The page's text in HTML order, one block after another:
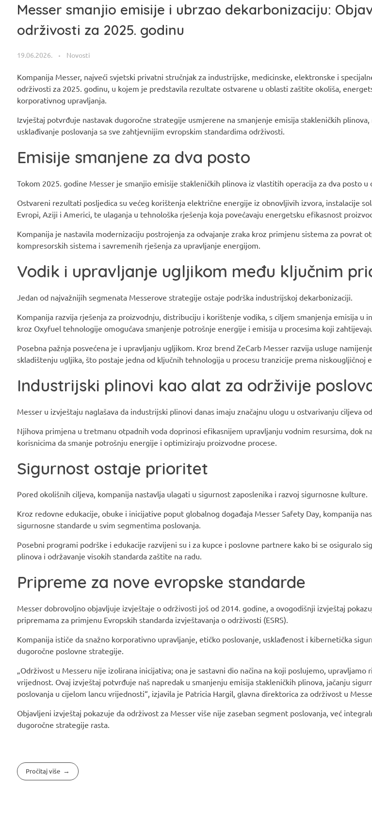
Messer smanjio emisije i ubrzao dekarbonizaciju:
održivosti za 2025. godinu
19.06.2026. Novosti
Kompanija Messer, najveći svjetski privatni stručnjak za industrijske, medicinske, elektronske i
održivosti za 2025. godinu, u kojem je predstavila rezultate ostvarene u oblasti zaštite okoliša,
korporativnog upravljanja.
Izvještaj potvrđuje nastavak dugoročne strategije usmjerene na smanjenje emisija stakleničkih
usklađivanje poslovanja sa sve zahtjevnijim evropskim standardima održivosti.
Emisije smanjene za dva posto
Tokom 2025. godine Messer je smanjio emisije stakleničkih plinova iz vlastitih operacija za dva posto
Ostvareni rezultati posljedica su većeg korištenja električne energije iz obnovljivih izvora, instalacije
Evropi, Aziji i Americi, te ulaganja u tehnološka rješenja koja povećavaju energetsku efikasnost
Kompanija je nastavila modernizaciju postrojenja za odvajanje zraka kroz primjenu sistema za povrat
kompresorskih sistema i savremenih rješenja za upravljanje energijom.
Vodik i upravljanje ugljikom među ključnim
Jedan od najvažnijih segmenata Messerove strategije ostaje podrška industrijskoj dekarbonizaciji.
Kompanija razvija rješenja za proizvodnju, distribuciju i korištenje vodika, s ciljem smanjenja emisija u
kroz Oxyfuel tehnologije omogućava smanjenje potrošnje energije i emisija u procesima koji
Posebna pažnja posvećena je i upravljanju ugljikom. Kroz brend ZeCarb Messer razvija usluge
skladištenju ugljika, što postaje jedna od ključnih tehnologija u procesu tranzicije prema niskougljičnoj
Industrijski plinovi kao alat za održivije
Messer u izvještaju naglašava da industrijski plinovi danas imaju značajnu ulogu u ostvarivanju ciljeva
Njihova primjena u tretmanu otpadnih voda doprinosi efikasnijem upravljanju vodnim resursima, dok
korisnicima da smanje potrošnju energije i optimiziraju proizvodne procese.
Sigurnost ostaje prioritet
Pored okolišnih ciljeva, kompanija nastavlja ulagati u sigurnost zaposlenika i razvoj sigurnosne kulture.
Kroz redovne edukacije, obuke i inicijative poput globalnog događaja Messer Safety Day, kompanija
sigurnosne standarde u svim segmentima poslovanja.
Posebni programi podrške i edukacije razvijeni su i za kupce i poslovne partnere kako bi se osiguralo
plinova i održavanje visokih standarda zaštite na radu.
Pripreme za nove evropske standarde
Messer dobrovoljno objavljuje izvještaje o održivosti još od 2014. godine, a ovogodišnji izvještaj
pripremama za primjenu Evropskih standarda izvještavanja o održivosti (ESRS).
Kompanija ističe da snažno korporativno upravljanje, etičko poslovanje, usklađenost i kibernetička
dugoročne poslovne strategije.
„Održivost u Messeru nije izolirana inicijativa; ona je sastavni dio načina na koji poslujemo, upravljamo
vrijednost. Ovaj izvještaj potvrđuje naš napredak u smanjenju emisija stakleničkih plinova, jačanju
poslovanja u cijelom lancu vrijednosti“, izjavila je Patricia Hargil, glavna direktorica za održivost u
Objavljeni izvještaj pokazuje da održivost za Messer više nije zaseban segment poslovanja, već
dugoročne strategije rasta.
Pročitaj više